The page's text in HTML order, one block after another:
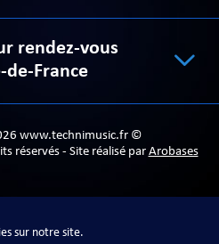
sur notre site.
rendez-vous
de-France
www.technimusic.fr ©
réservés - Site réalisé par Arobases